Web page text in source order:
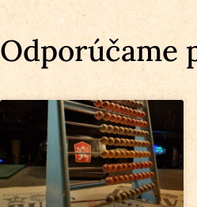
Odporúčame